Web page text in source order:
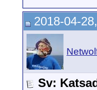
2018-04-
Sv: